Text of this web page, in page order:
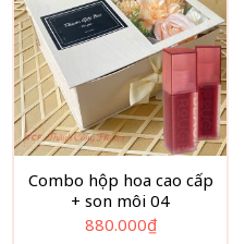
Combo hộp hoa cao cấp
+ son môi 04
880.000₫